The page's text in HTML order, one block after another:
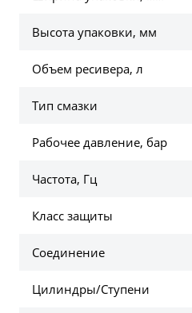
Высота упаковки, мм
Объем ресивера, л
Тип смазки
Рабочее давление, бар
Частота, Гц
Класс защиты
Соединение
Цилиндры/Ступени